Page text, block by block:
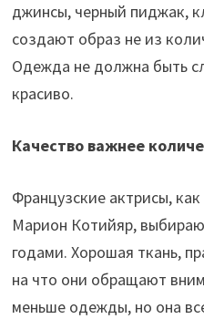
джинсы, черный пиджак,
создают образ не из
Одежда не должна быть
красиво.
Качество важнее
Французские актрисы,
Марион Котийяр,
годами. Хорошая ткань,
на что они обращают
меньше одежды, но она